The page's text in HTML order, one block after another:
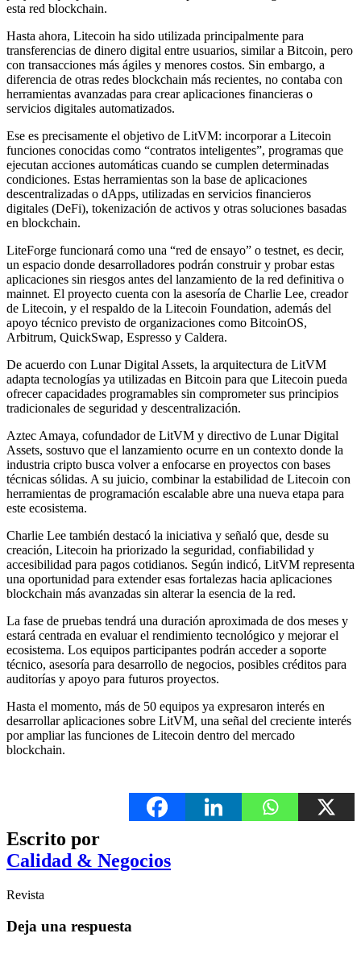
esta red blockchain.
Hasta ahora, Litecoin ha sido utilizada principalmente para
transferencias de dinero digital entre usuarios, similar a Bitcoin, pero
con transacciones más ágiles y menores costos. Sin embargo, a
diferencia de otras redes blockchain más recientes, no contaba con
herramientas avanzadas para crear aplicaciones financieras o
servicios digitales automatizados.
Ese es precisamente el objetivo de LitVM: incorporar a Litecoin
funciones conocidas como “contratos inteligentes”, programas que
ejecutan acciones automáticas cuando se cumplen determinadas
condiciones. Estas herramientas son la base de aplicaciones
descentralizadas o dApps, utilizadas en servicios financieros
digitales (DeFi), tokenización de activos y otras soluciones basadas
en blockchain.
LiteForge funcionará como una “red de ensayo” o testnet, es decir,
un espacio donde desarrolladores podrán construir y probar estas
aplicaciones sin riesgos antes del lanzamiento de la red definitiva o
mainnet. El proyecto cuenta con la asesoría de Charlie Lee, creador
de Litecoin, y el respaldo de la Litecoin Foundation, además del
apoyo técnico previsto de organizaciones como BitcoinOS,
Arbitrum, QuickSwap, Espresso y Caldera.
De acuerdo con Lunar Digital Assets, la arquitectura de LitVM
adapta tecnologías ya utilizadas en Bitcoin para que Litecoin pueda
ofrecer capacidades programables sin comprometer sus principios
tradicionales de seguridad y descentralización.
Aztec Amaya, cofundador de LitVM y directivo de Lunar Digital
Assets, sostuvo que el lanzamiento ocurre en un contexto donde la
industria cripto busca volver a enfocarse en proyectos con bases
técnicas sólidas. A su juicio, combinar la estabilidad de Litecoin con
herramientas de programación escalable abre una nueva etapa para
este ecosistema.
Charlie Lee también destacó la iniciativa y señaló que, desde su
creación, Litecoin ha priorizado la seguridad, confiabilidad y
accesibilidad para pagos cotidianos. Según indicó, LitVM representa
una oportunidad para extender esas fortalezas hacia aplicaciones
blockchain más avanzadas sin alterar la esencia de la red.
La fase de pruebas tendrá una duración aproximada de dos meses y
estará centrada en evaluar el rendimiento tecnológico y mejorar el
ecosistema. Los equipos participantes podrán acceder a soporte
técnico, asesoría para desarrollo de negocios, posibles créditos para
auditorías y apoyo para futuros proyectos.
Hasta el momento, más de 50 equipos ya expresaron interés en
desarrollar aplicaciones sobre LitVM, una señal del creciente interés
por ampliar las funciones de Litecoin dentro del mercado
blockchain.
Escrito por
Calidad & Negocios
Revista
Deja una respuesta